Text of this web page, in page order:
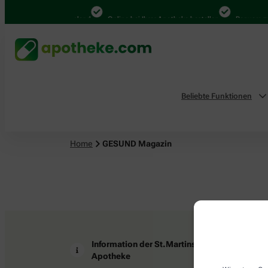
4.000 Mal in Deutschland Online bei Ihrer Apotheke bestellen Bequem
Beliebte Funktionen
Home GESUND Magazin
Information der St.Martins
Apotheke